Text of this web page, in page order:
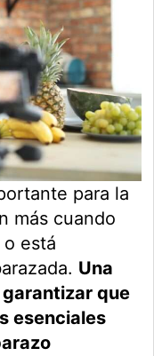
para la
más cuando
está
Una
que
esenciales